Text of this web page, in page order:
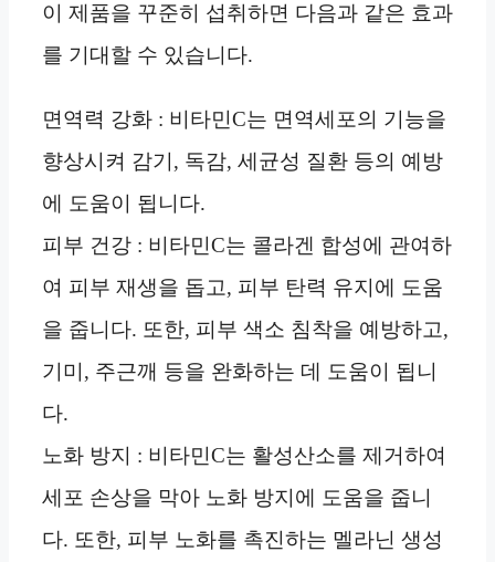
이 제품을 꾸준히 섭취하면 다음과 같은 효과
를 기대할 수 있습니다.
면역력 강화 : 비타민C는 면역세포의 기능을
향상시켜 감기, 독감, 세균성 질환 등의 예방
에 도움이 됩니다.
피부 건강 : 비타민C는 콜라겐 합성에 관여하
여 피부 재생을 돕고, 피부 탄력 유지에 도움
을 줍니다. 또한, 피부 색소 침착을 예방하고,
기미, 주근깨 등을 완화하는 데 도움이 됩니
다.
노화 방지 : 비타민C는 활성산소를 제거하여
세포 손상을 막아 노화 방지에 도움을 줍니
다. 또한, 피부 노화를 촉진하는 멜라닌 생성